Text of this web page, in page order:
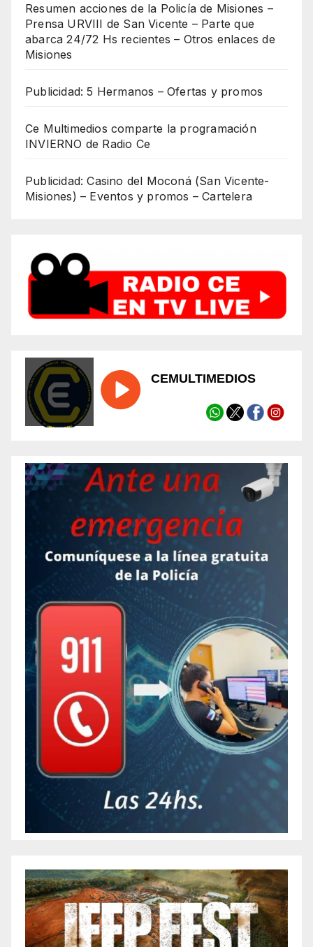
Resumen acciones de la Policía de Misiones –
Prensa URVIII de San Vicente – Parte que
abarca 24/72 Hs recientes – Otros enlaces de
Misiones
Publicidad: 5 Hermanos – Ofertas y promos
Ce Multimedios comparte la programación
INVIERNO de Radio Ce
Publicidad: Casino del Moconá (San Vicente-
Misiones) – Eventos y promos – Cartelera